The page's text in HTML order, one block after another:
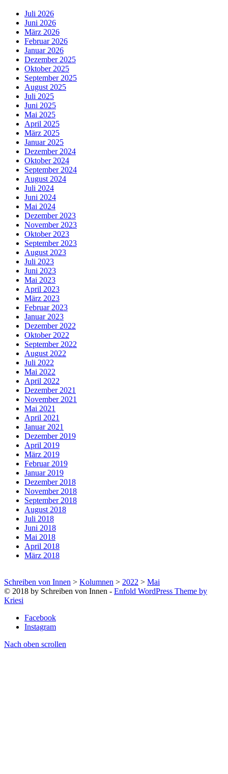
Juli 2026
Juni 2026
März 2026
Februar 2026
Januar 2026
Dezember 2025
Oktober 2025
September 2025
August 2025
Juli 2025
Juni 2025
Mai 2025
April 2025
März 2025
Januar 2025
Dezember 2024
Oktober 2024
September 2024
August 2024
Juli 2024
Juni 2024
Mai 2024
Dezember 2023
November 2023
Oktober 2023
September 2023
August 2023
Juli 2023
Juni 2023
Mai 2023
April 2023
März 2023
Februar 2023
Januar 2023
Dezember 2022
Oktober 2022
September 2022
August 2022
Juli 2022
Mai 2022
April 2022
Dezember 2021
November 2021
Mai 2021
April 2021
Januar 2021
Dezember 2019
April 2019
März 2019
Februar 2019
Januar 2019
Dezember 2018
November 2018
September 2018
August 2018
Juli 2018
Juni 2018
Mai 2018
April 2018
März 2018
Schreiben von Innen > Kolumnen > 2022 > Mai
© 2018 by Schreiben von Innen - Enfold WordPress Theme by
Kriesi
Facebook
Instagram
Nach oben scrollen